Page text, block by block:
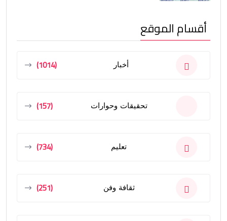
أقسام الموقع
أخبار (1014)
تحقيقات وحوارات (157)
تعليم (734)
ثقافة وفن (251)